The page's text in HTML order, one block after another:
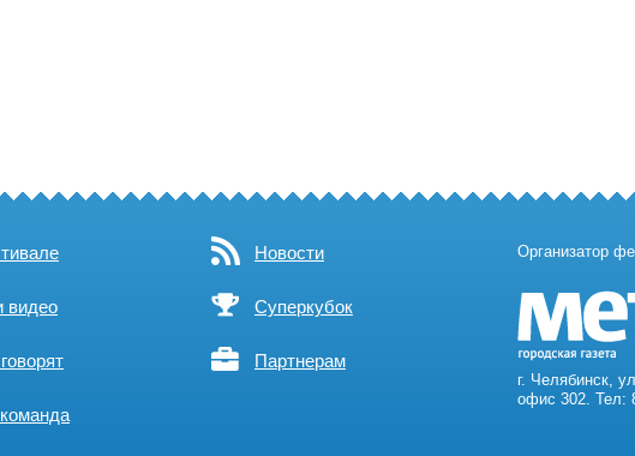
Новости
видео Суперкубок
Партнерам
Организатор
г. Челябинск,
офис 302. Тел: